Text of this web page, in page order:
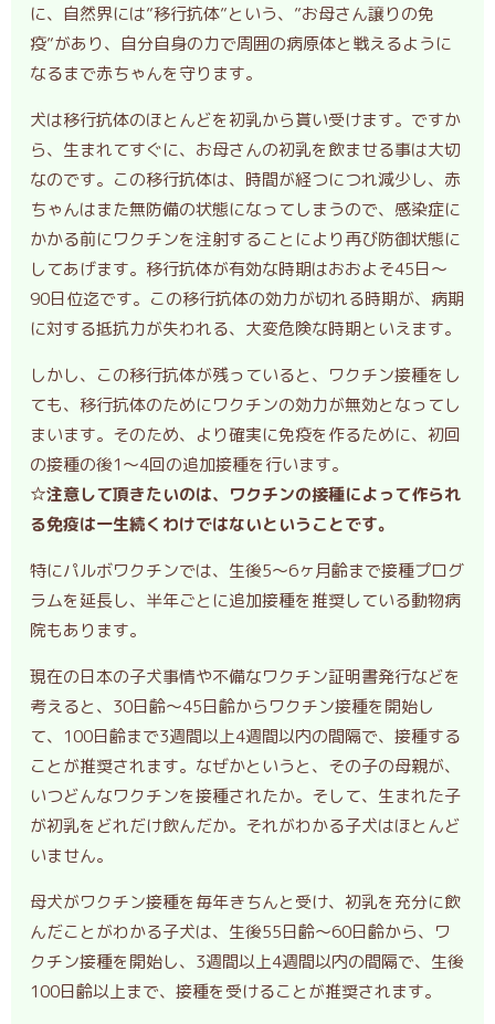
に、自然界には”移行抗体”という、”お母さん譲りの免
疫”があり、自分自身の力で周囲の病原体と戦えるように
なるまで赤ちゃんを守ります。
犬は移行抗体のほとんどを初乳から貰い受けます。ですか
ら、生まれてすぐに、お母さんの初乳を飲ませる事は大切
なのです。この移行抗体は、時間が経つにつれ減少し、赤
ちゃんはまた無防備の状態になってしまうので、感染症に
かかる前にワクチンを注射することにより再び防御状態に
してあげます。移行抗体が有効な時期はおおよそ45日～
90日位迄です。この移行抗体の効力が切れる時期が、病期
に対する抵抗力が失われる、大変危険な時期といえます。
しかし、この移行抗体が残っていると、ワクチン接種をし
ても、移行抗体のためにワクチンの効力が無効となってし
まいます。そのため、より確実に免疫を作るために、初回
の接種の後1～4回の追加接種を行います。
☆注意して頂きたいのは、ワクチンの接種によって作られ
る免疫は一生続くわけではないということです。
特にパルボワクチンでは、生後5～6ヶ月齢まで接種プログ
ラムを延長し、半年ごとに追加接種を推奨している動物病
院もあります。
現在の日本の子犬事情や不備なワクチン証明書発行などを
考えると、30日齢～45日齢からワクチン接種を開始し
て、100日齢まで3週間以上4週間以内の間隔で、接種する
ことが推奨されます。なぜかというと、その子の母親が、
いつどんなワクチンを接種されたか。そして、生まれた子
が初乳をどれだけ飲んだか。それがわかる子犬はほとんど
いません。
母犬がワクチン接種を毎年きちんと受け、初乳を充分に飲
んだことがわかる子犬は、生後55日齢～60日齢から、ワ
クチン接種を開始し、3週間以上4週間以内の間隔で、生後
100日齢以上まで、接種を受けることが推奨されます。